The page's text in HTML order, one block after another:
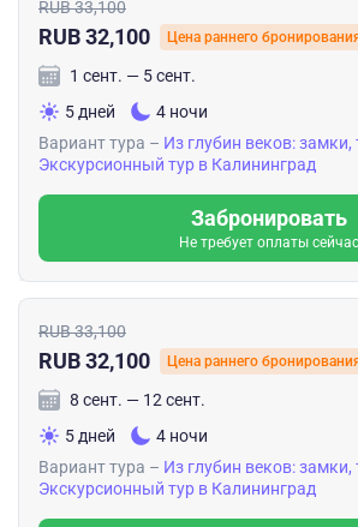
RUB 33,100
RUB 32,100 Цена раннего
1 сент. — 5 сент.
5 дней
4 ночи
Вариант тура – Из глубин веков:
Экскурсионный тур в Калининград
Забронировать
Не требует оплаты сейчас
RUB 33,100
RUB 32,100 Цена раннего
8 сент. — 12 сент.
5 дней
4 ночи
Вариант тура – Из глубин веков:
Экскурсионный тур в Калининград